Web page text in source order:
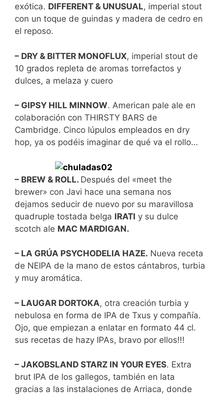
exótica. DIFFERENT & UNUSUAL, imperial stout
con un toque de guindas y madera de cedro en
el reposo.
– DRY & BITTER MONOFLUX, imperial stout de
10 grados repleta de aromas torrefactos y
dulces, a melaza y cuero
– GIPSY HILL MINNOW. American pale ale en
colaboración con THIRSTY BARS de
Cambridge. Cinco lúpulos empleados en dry
hop, ya os podéis imaginar de qué va el rollo…
– BREW & ROLL. Después del «meet the
brewer» con Javi hace una semana nos
dejamos seducir de nuevo por su maravillosa
quadruple tostada belga IRATI y su dulce
scotch ale MAC MARDIGAN.
– LA GRÚA PSYCHODELIA HAZE. Nueva receta
de NEIPA de la mano de estos cántabros, turbia
y muy aromática.
– LAUGAR DORTOKA, otra creación turbia y
nebulosa en forma de IPA de Txus y compañía.
Ojo, que empiezan a enlatar en formato 44 cl.
sus recetas de hazy IPAs, bravo por ellos!!!
– JAKOBSLAND STARZ IN YOUR EYES. Extra
brut IPA de los gallegos, también en lata
gracias a las instalaciones de Arriaca, donde